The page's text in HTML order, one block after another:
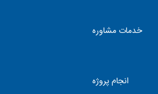
خدمات مشاوره
انجام پروژه